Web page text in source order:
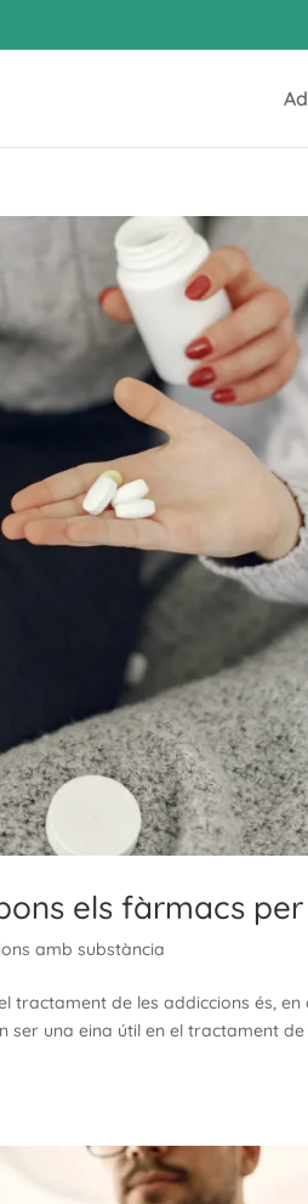
els fàrmacs
amb substància
tractament de les addiccions és,
una eina útil en el tractament